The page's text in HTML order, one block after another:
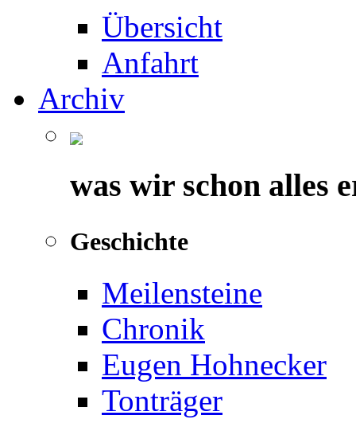
Übersicht
Anfahrt
Archiv
was wir schon alles
Geschichte
Meilensteine
Chronik
Eugen Hohnecker
Tonträger